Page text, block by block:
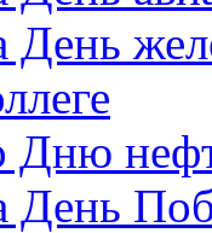
День
Дню
День